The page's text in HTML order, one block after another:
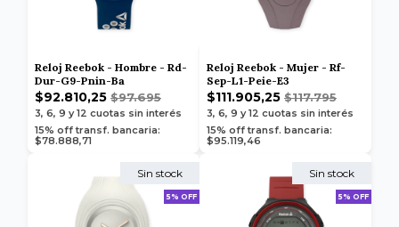
Reloj Reebok - Hombre - Rd-
Dur-G9-Pnin-Ba
$92.810,25 $97.695
3, 6, 9 y 12 cuotas sin interés
15% off transf. bancaria:
$78.888,71
Reloj Reebok - Mujer - Rf-
Sep-L1-Peie-E3
$111.905,25 $117.795
3, 6, 9 y 12 cuotas sin interés
15% off transf. bancaria:
$95.119,46
Sin stock
5% OFF
Sin stock
5% OFF